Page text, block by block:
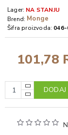
101,78
Lager: NA STANJU
Brend: Monge
Šifra proizvoda:
DODAJ